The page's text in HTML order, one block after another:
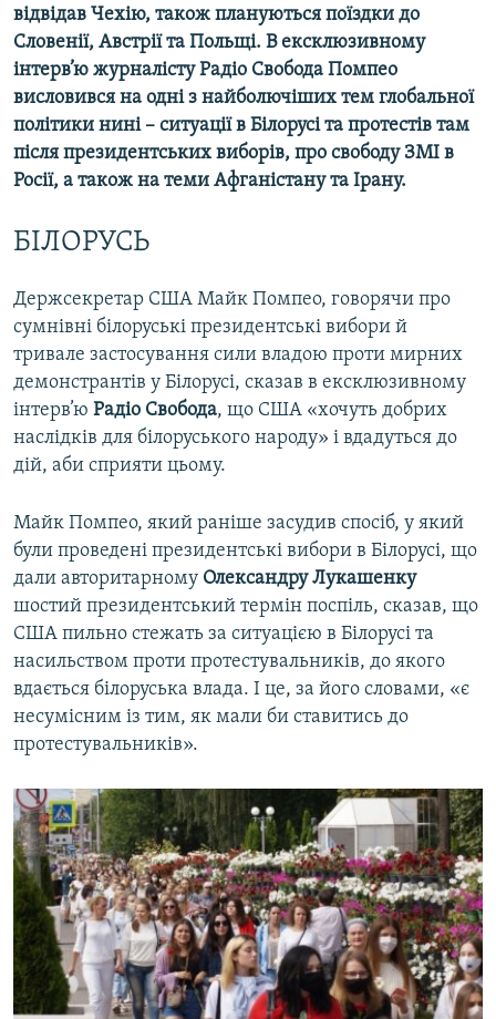
відвідав Чехію, також плануються поїздки до
Словенії, Австрії та Польщі. В ексклюзивному
інтерв’ю журналісту Радіо Свобода Помпео
висловився на одні з найболючіших тем глобальної
політики нині – ситуації в Білорусі та протестів там
після президентських виборів, про свободу ЗМІ в
Росії, а також на теми Афганістану та Ірану.
БІЛОРУСЬ
Держсекретар США Майк Помпео, говорячи про
сумнівні білоруські президентські вибори й
тривале застосування сили владою проти мирних
демонстрантів у Білорусі, сказав в ексклюзивному
інтерв’ю Радіо Свобода, що США «хочуть добрих
наслідків для білоруського народу» і вдадуться до
дій, аби сприяти цьому.
Майк Помпео, який раніше засудив спосіб, у який
були проведені президентські вибори в Білорусі, що
дали авторитарному Олександру Лукашенку
шостий президентський термін поспіль, сказав, що
США пильно стежать за ситуацією в Білорусі та
насильством проти протестувальників, до якого
вдається білоруська влада. І це, за його словами, «є
несумісним із тим, як мали би ставитись до
протестувальників».